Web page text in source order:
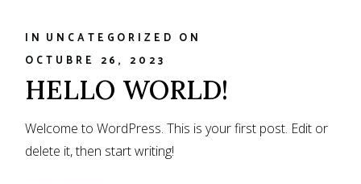
IN UNCATEGORIZED ON
OCTUBRE 26, 2023
HELLO WORLD!
Welcome to WordPress. This is your first post. Edit or
delete it, then start writing!